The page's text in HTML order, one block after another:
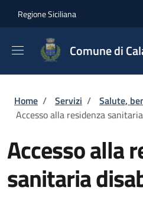
Regione Siciliana
Comune di
Briciole di pane
Home / Servizi / Salute,
Accesso alla residenza
Accesso alla
sanitaria